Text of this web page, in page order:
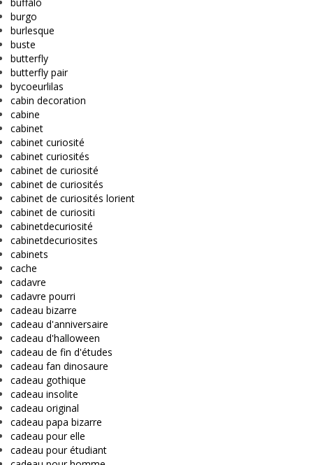
burgo
burlesque
buste
butterfly
butterfly pair
bycoeurlilas
cabin decoration
cabine
cabinet
cabinet curiosité
cabinet curiosités
cabinet de curiosité
cabinet de curiosités
cabinet de curiosités lorient
cabinet de curiositi
cabinetdecuriosité
cabinetdecuriosites
cabinets
cache
cadavre
cadavre pourri
cadeau bizarre
cadeau d'anniversaire
cadeau d'halloween
cadeau de fin d'études
cadeau fan dinosaure
cadeau gothique
cadeau insolite
cadeau original
cadeau papa bizarre
cadeau pour elle
cadeau pour étudiant